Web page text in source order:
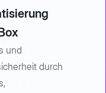
und
durch